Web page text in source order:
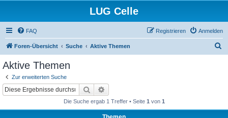
LUG Celle
FAQ Anmelden
Registrieren
Foren-Übersicht Suche Aktive Themen
Aktive Themen
Zur erweiterten Suche
Suche
Die Suche ergab 1 Treffer • Seite 1 von 1